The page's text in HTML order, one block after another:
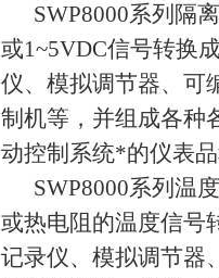
SWP8000系列隔离
或1~5VDC信号转换
仪、模拟调节器、可
制机等，并组成各种
动控制系统*的仪表
SWP8000系列温
或热电阻的温度信号
记录仪、模拟调节器